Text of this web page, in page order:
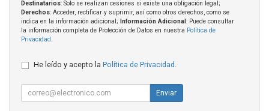
Destinatarios: Solo se realizan cesiones si existe una obligación legal;
Derechos: Acceder, rectificar y suprimir, así como otros derechos, como se
indica en la información adicional;
Información Adicional : Puede consultar
la información completa de Protección de Datos en nuestra Política de
Privacidad
He leído y acepto la Política de Privacidad
Enviar